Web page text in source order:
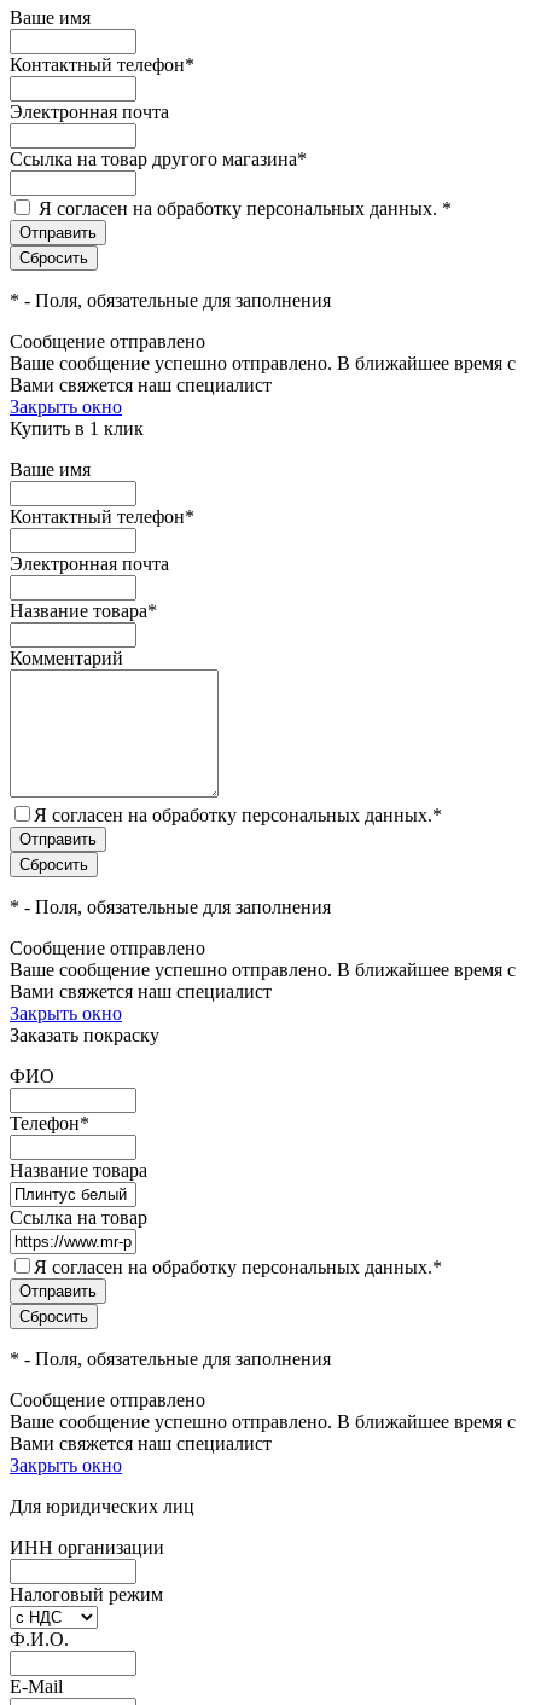
Ваше имя
Контактный телефон*
Электронная почта
Ссылка на товар другого магазина*
Я согласен на обработку персональных данных. *
* - Поля, обязательные для заполнения
Сообщение отправлено
Ваше сообщение успешно отправлено. В ближайшее время с
Вами свяжется наш специалист
Закрыть окно
Купить в 1 клик
Ваше имя
Контактный телефон*
Электронная почта
Название товара*
Комментарий
Я согласен на обработку персональных данных.*
* - Поля, обязательные для заполнения
Сообщение отправлено
Ваше сообщение успешно отправлено. В ближайшее время с
Вами свяжется наш специалист
Закрыть окно
Заказать покраску
ФИО
Телефон*
Название товара
Ссылка на товар
Я согласен на обработку персональных данных.*
* - Поля, обязательные для заполнения
Сообщение отправлено
Ваше сообщение успешно отправлено. В ближайшее время с
Вами свяжется наш специалист
Закрыть окно
Для юридических лиц
ИНН организации
Налоговый режим
Ф.И.О.
E-Mail